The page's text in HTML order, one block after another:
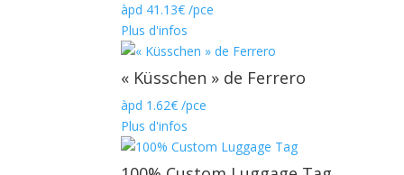
àpd 41.13€ /pce
Plus d'infos
« Küsschen » de Ferrero
àpd 1.62€ /pce
Plus d'infos